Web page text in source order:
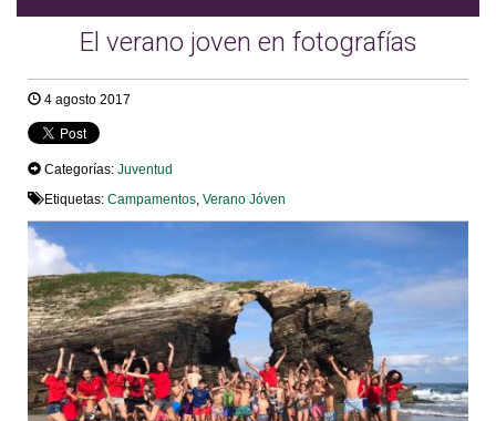
El verano joven en fotografías
4 agosto 2017
Categorías: Juventud
Etiquetas: Campamentos Verano Jóven